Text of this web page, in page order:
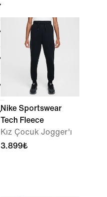
Nike Sportswear
Tech Fleece
Kız Çocuk Jogger'ı
3.899₺